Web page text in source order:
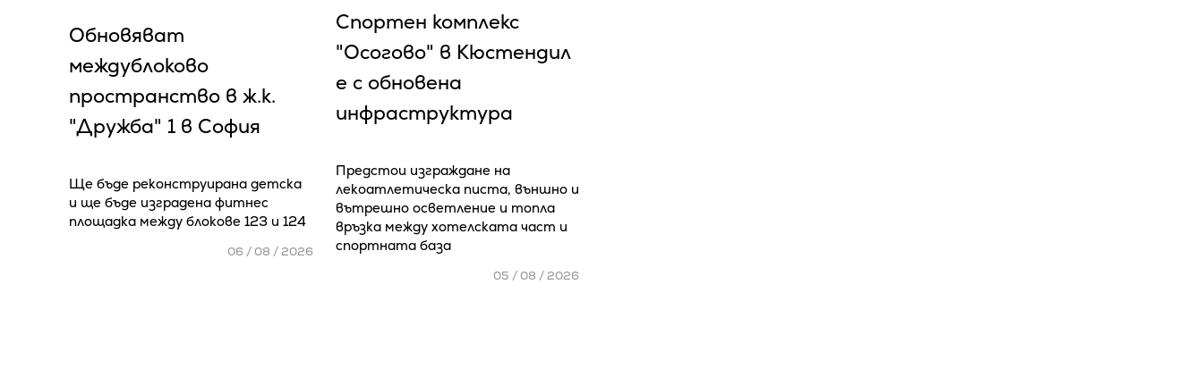
Обновяват
междублоково
пространство в ж.к.
"Дружба" 1 в София
Ще бъде реконструирана детска
и ще бъде изградена фитнес
площадка между блокове 123 и 124
06 / 08 / 2026
Спортен комплекс
"Осогово" в Кюстендил
е с обновена
инфраструктура
Предстои изграждане на
лекоатлетическа писта, външно и
вътрешно осветление и топла
връзка между хотелската част и
спортната база
05 / 08 / 2026